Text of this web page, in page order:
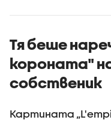
Тя беше
короната"
собственик
Картината